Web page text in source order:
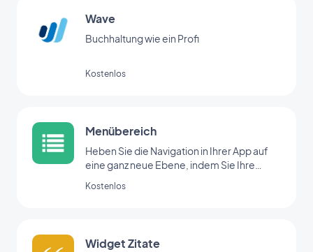
Wave
Buchhaltung wie ein Profi
Kostenlos
Menübereich
Heben Sie die Navigation in Ihrer App auf
eine ganz neue Ebene, indem Sie Ihre
organisieren.
Kostenlos
Widget Zitate